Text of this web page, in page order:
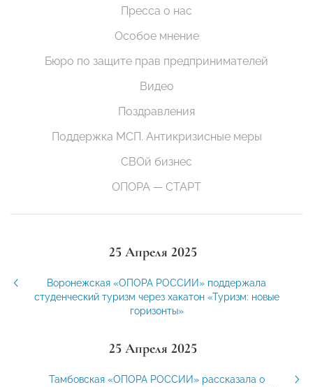
Пресса о нас
Особое мнение
Бюро по защите прав предпринимателей
Видео
Поздравления
Поддержка МСП. Антикризисные меры
СВОй бизнес
ОПОРА — СТАРТ
25 Апреля 2025
Воронежская «ОПОРА РОССИИ» поддержала
студенческий туризм через хакатон «Туризм: новые
горизонты»
25 Апреля 2025
Тамбовская «ОПОРА РОССИИ» рассказала о